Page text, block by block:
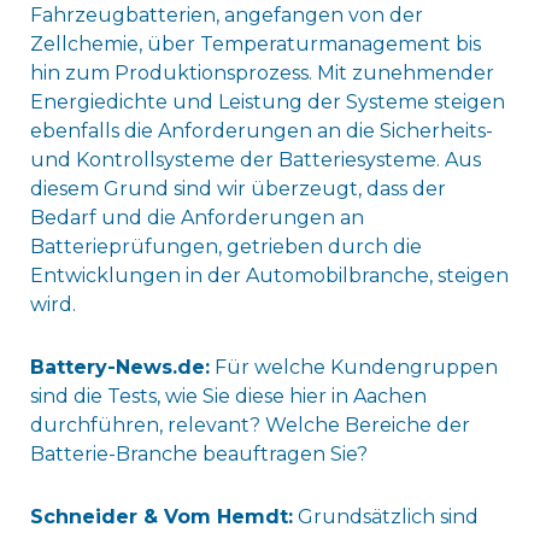
Fahrzeugbatterien, angefangen von der
Zellchemie, über Temperaturmanagement bis
hin zum Produktionsprozess. Mit zunehmender
Energiedichte und Leistung der Systeme steigen
ebenfalls die Anforderungen an die Sicherheits-
und Kontrollsysteme der Batteriesysteme. Aus
diesem Grund sind wir überzeugt, dass der
Bedarf und die Anforderungen an
Batterieprüfungen, getrieben durch die
Entwicklungen in der Automobilbranche, steigen
wird.
Battery-News.de:Für welche Kundengruppen
sind die Tests, wie Sie diese hier in Aachen
durchführen, relevant? Welche Bereiche der
Batterie-Branche beauftragen Sie?
Schneider & Vom Hemdt:Grundsätzlich sind